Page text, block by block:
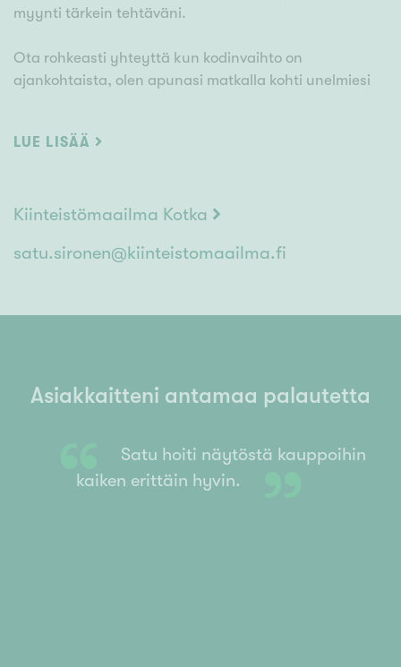
myynti tärkein tehtäväni.
Ota rohkeasti yhteyttä kun kodinvaihto on
ajankohtaista, olen apunasi matkalla kohti unelmiesi
LUE LISÄÄ
Kiinteistömaailma Kotka
satu.sironen@kiinteistomaailma.fi
Asiakkaitteni antamaa palautetta
“
Satu hoiti näytöstä kauppoihin
kaiken erittäin hyvin.